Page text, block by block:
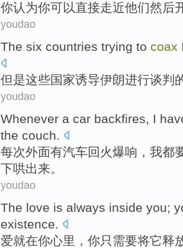
你认为你可以直接走近他们然后
youdao
The six countries trying to coax
但是这些国家诱导伊朗进行谈判
youdao
Whenever a car backfires, I
the couch.
每次外面有汽车回 火爆响， 我都
下哄出来。
youdao
The love is always inside you;
existence.
爱就在你心里，你只 需要将它释